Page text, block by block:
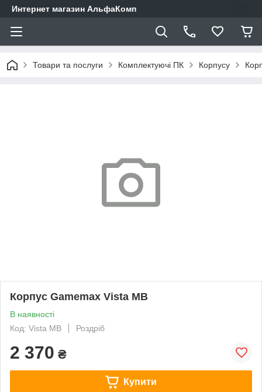
Интернет магазин АльфаКомп
Товари та послуги Комплектуючі ПК Корпусу
Корпус Gamemax Vista MB
В наявності
Код: Vista MB
Роздріб
2 370 ₴
Купити